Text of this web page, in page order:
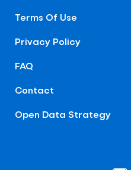
Terms Of Use
Privacy Policy
FAQ
Contact
Open Data Strategy